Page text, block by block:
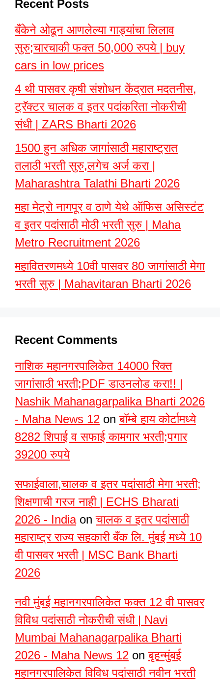
Recent Posts
बँकेने ओढून आणलेल्या गाड्यांचा लिलाव
सुरु;चारचाकी फक्त 50,000 रुपये | buy
cars in low prices
4 थी पासवर कृषी संशोधन केंद्रात मदतनीस,
ट्रॅक्टर चालक व इतर पदांकरिता नोकरीची
संधी | ZARS Bharti 2026
1500 हुन अधिक जागांसाठी महाराष्ट्रात
तलाठी भरती सुरु,लगेच अर्ज करा |
Maharashtra Talathi Bharti 2026
महा मेट्रो नागपूर व ठाणे येथे ऑफिस असिस्टंट
व इतर पदांसाठी मोठी भरती सुरु | Maha
Metro Recruitment 2026
महावितरणमध्ये 10वी पासवर 80 जागांसाठी मेगा
भरती सुरु | Mahavitaran Bharti 2026
Recent Comments
नाशिक महानगरपालिकेत 14000 रिक्त
जागांसाठी भरती;PDF डाउनलोड करा!! |
Nashik Mahanagarpalika Bharti 2026
- Maha News 12 onबॉम्बे हाय कोर्टामध्ये
8282 शिपाई व सफाई कामगार भरती;पगार
39200 रुपये
सफाईवाला,चालक व इतर पदांसाठी मेगा भरती;
शिक्षणाची गरज नाही | ECHS Bharati
2026 - Indiaonचालक व इतर पदांसाठी
महाराष्ट्र राज्य सहकारी बँक लि. मुंबई मध्ये 10
वी पासवर भरती | MSC Bank Bharti
2026
नवी मुंबई महानगरपालिकेत फक्त 12 वी पासवर
विविध पदांसाठी नोकरीची संधी | Navi
Mumbai Mahanagarpalika Bharti
2026 - Maha News 12 onबृहन्मुंबई
महानगरपालिकेत विविध पदांसाठी नवीन भरती